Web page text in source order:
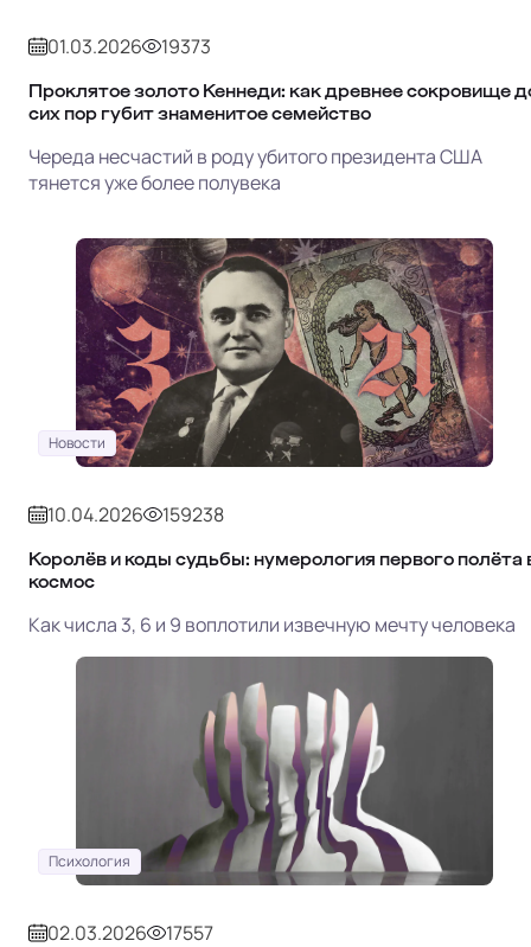
01.03.2026 19373
Проклятое золото Кеннеди: как древнее сокровище
сих пор губит знаменитое семейство
Череда несчастий в роду убитого президента США
тянется уже более полувека
Новости
10.04.2026 159238
Королёв и коды судьбы: нумерология первого полёта
космос
Как числа 3, 6 и 9 воплотили извечную мечту человека
Психология
02.03.2026 17557